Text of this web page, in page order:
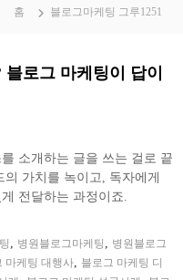
홈 블로그마케팅 그루1251
로그 마케팅이 답이
소개하는 글을 쓰는 걸로 끝
가치를 녹이고, 독자에게
전달하는 과정이죠.
, 병원블로그마케팅 , 병원블로그
마케팅 대행사, 블로그 마케팅 디